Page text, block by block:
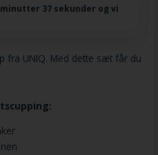
minutter 37 sekunder og vi
fra UNIQ. Med dette sæt får du